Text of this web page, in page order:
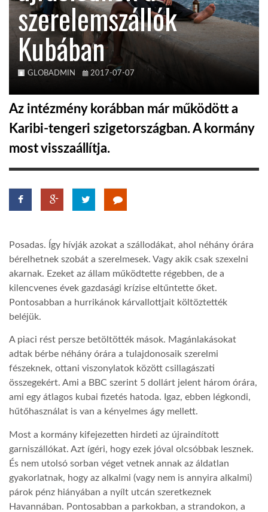
AUSZTRÁLIA
A VILÁG ITTHON
HÍR3D
GLOBOTV
LINKTR.EE
DOBRAVERO.HU
LATIMO.HU
szerelemszállók
Kubában
GLOBADMIN 2017-07-07
Az intézmény korábban már működött a
Karibi-tengeri szigetországban. A kormány
most visszaállítja.
Posadas. Így hívják azokat a szállodákat, ahol néhány órára
bérelhetnek szobát a szerelmesek. Vagy akik csak szexelni
akarnak. Ezeket az állam működtette régebben, de a
kilencvenes évek gazdasági krízise eltűntette őket.
Pontosabban a hurrikánok kárvallottjait költöztették
beléjük.
A piaci rést persze betöltötték mások. Magánlakásokat
adtak bérbe néhány órára a tulajdonosaik szerelmi
fészeknek, ottani viszonylatok között csillagászati
összegekért. Ami a BBC szerint 5 dollárt jelent három órára,
ami egy átlagos kubai fizetés hatoda. Igaz, ebben légkondi,
hűtőhasználat is van a kényelmes ágy mellett.
Most a kormány kifejezetten hirdeti az újraindított
garniszállókat. Azt ígéri, hogy ezek jóval olcsóbbak lesznek.
És nem utolsó sorban véget vetnek annak az áldatlan
gyakorlatnak, hogy az alkalmi (vagy nem is annyira alkalmi)
párok pénz hiányában a nyílt utcán szeretkeznek
Havannában. Pontosabban a parkokban, a strandokon, a